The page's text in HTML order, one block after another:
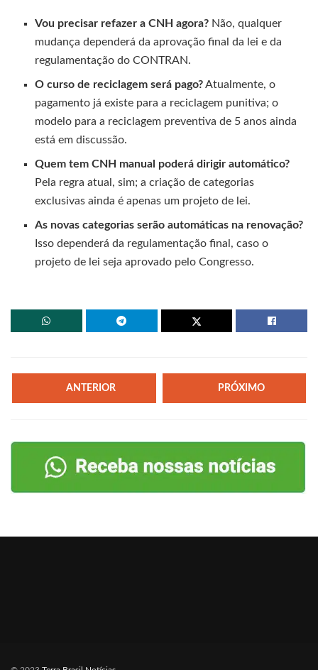
Vou precisar refazer a CNH agora? Não, qualquer
mudança dependerá da aprovação final da lei e da
regulamentação do CONTRAN.
O curso de reciclagem será pago?Atualmente, o
pagamento já existe para a reciclagem punitiva; o
modelo para a reciclagem preventiva de 5 anos ainda
está em discussão.
Quem tem CNH manual poderá dirigir automático?
Pela regra atual, sim; a criação de categorias
exclusivas ainda é apenas um projeto de lei.
As novas categorias serão automáticas na renovação?
Isso dependerá da regulamentação final, caso o
projeto de lei seja aprovado pelo Congresso.
ANTERIOR PRÓXIMO